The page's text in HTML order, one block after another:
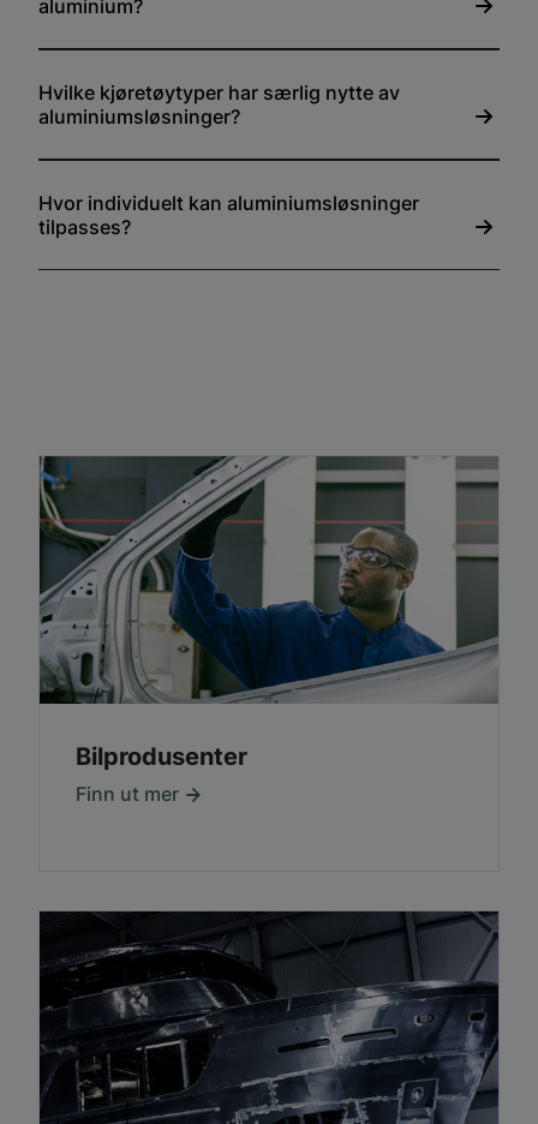
aluminium?
Hvilke kjøretøytyper har særlig nytte av
aluminiumsløsninger?
Bulkbiler
Busser, varebiler og spesialkjøretøy
Hvor individuelt kan aluminiumsløsninger
tilpasses?
Bilprodusenter
Finn ut mer